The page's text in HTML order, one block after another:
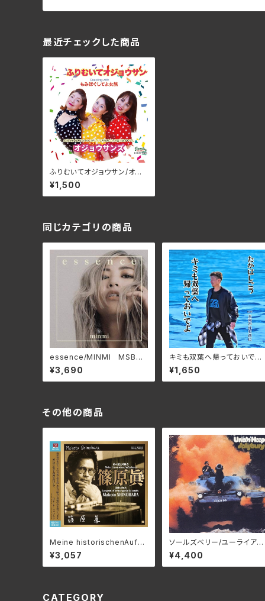
最近チェックした商品
ふりむいてオジョウサン/オジ
ョウサンズ BAMR-1023(仕
様:CD)
¥1,500
同じカテゴリの商品
essence/MINMI MSBU-
001
¥3,690
キミも双葉へ帰っておいでよ/
たかはしごう APM-0001
(仕様:CD)
¥1,650
その他の商品
Meine historischenAufna
hmen/ 私の歴史的録音_篠原
眞 3SCD-0083(仕様:CD)
¥3,057
ソールズベリー/ユーライア・
ヒープ BELLE-264327_8
（仕様:2SHM-CD）
¥4,400
CATEGORY